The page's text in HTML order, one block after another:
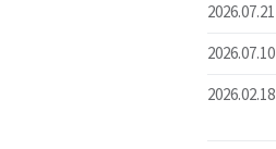
2026.07.21
2026.07.10
2026.02.18